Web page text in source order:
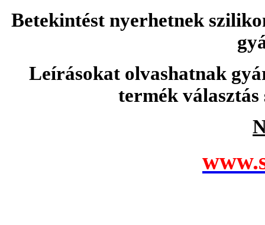
Betekintést nyerhetnek
Leírásokat olvashatnak
termék